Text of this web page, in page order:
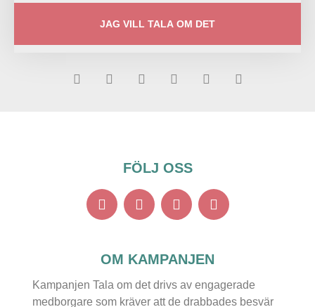
JAG VILL TALA OM DET
FÖLJ OSS
OM KAMPANJEN
Kampanjen Tala om det drivs av engagerade
medborgare som kräver att de drabbades besvär